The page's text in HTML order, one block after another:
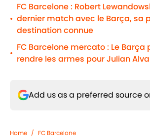
•
FC Barcelone : Robert
dernier match avec le Barça, sa
destination connue
•
FC Barcelone mercato : Le Barça
rendre les armes pour Julian
Add us as a preferred source
Home / FC Barcelone